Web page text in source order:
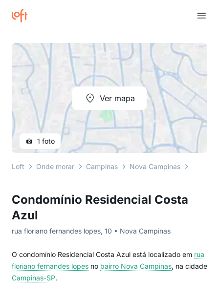
Condomínio Residencial Costa
Azul
rua floriano fernandes lopes, 10 • Nova Campinas
O condomínio Residencial Costa Azul está localizado em rua
floriano fernandes lopes no bairro Nova Campinas, na cidade
Campinas-SP.
Ver mapa
1 foto
Loft Onde morar Campinas Nova Campinas